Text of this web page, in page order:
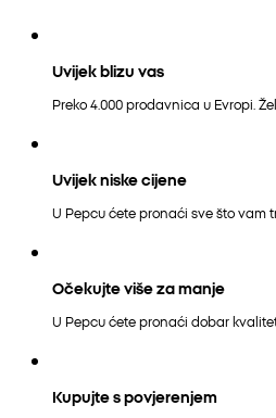
Uvijek blizu vas
Preko 4.000 prodavnica u Evropi.
Uvijek niske cijene
U Pepcu ćete pronaći sve što vam
Očekujte više za manje
U Pepcu ćete pronaći dobar
Kupujte s povjerenjem